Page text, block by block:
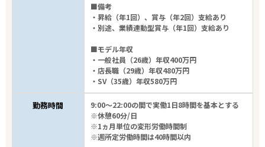
■備考
・昇給（年1回）、賞与（年2回）支給あり
・別途、業績連動型賞与（年1回）支給あり
■モデル年収
・一般社員（26歳）年収400万円
・店長職（29歳）年収480万円
・SV（35歳）年収580万円
勤務時間
9:00～22:00の間で実働1日8時間を基本とする
※休憩60分/日
※1ヵ月単位の変形労働時間制
※週所定労働時間は40時間以内